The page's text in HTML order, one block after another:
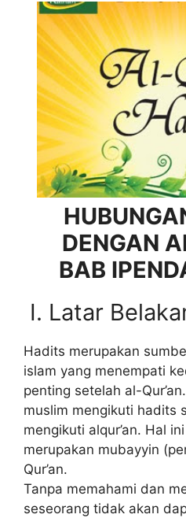
DENGAN
BAB I
I. Latar
Hadits merupakan
islam yang menempati
penting setelah al-
muslim mengikuti hadits
mengikuti alqur’an. Hal
merupakan mubayyin
Qur’an.
Tanpa memahami dan
seseorang tidak akan